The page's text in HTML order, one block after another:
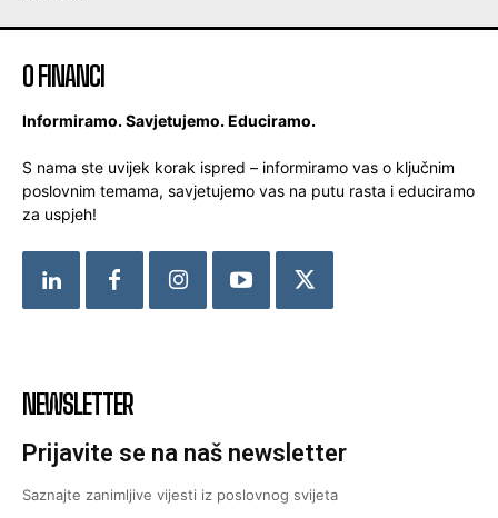
O FINANCI
Informiramo. Savjetujemo. Educiramo.
S nama ste uvijek korak ispred – informiramo vas o ključnim
poslovnim temama, savjetujemo vas na putu rasta i educiramo
za uspjeh!
NEWSLETTER
Prijavite se na naš newsletter
Saznajte zanimljive vijesti iz poslovnog svijeta